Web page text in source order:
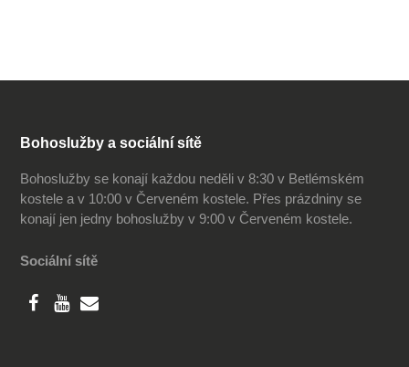
Bohoslužby a sociální sítě
Bohoslužby se konají každou neděli v 8:30 v Betlémském
kostele a v 10:00 v Červeném kostele. Přes prázdniny se
konají jen jedny bohoslužby v 9:00 v Červeném kostele.
Sociální sítě